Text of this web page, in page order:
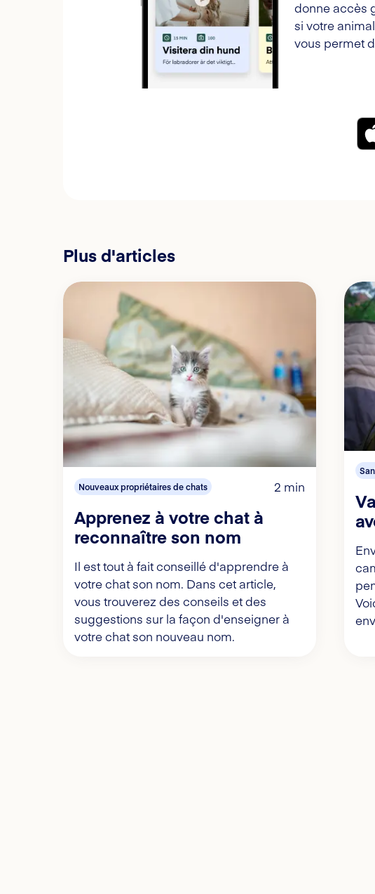
donne accès
si votre
vous permet
Plus d'articles
Nouveaux propriétaires de chats 2 min
Apprenez à votre chat à
reconnaître son nom
Il est tout à fait conseillé d'apprendre à
votre chat son nom. Dans cet article,
vous trouverez des conseils et des
suggestions sur la façon d'enseigner à
votre chat son nouveau nom.